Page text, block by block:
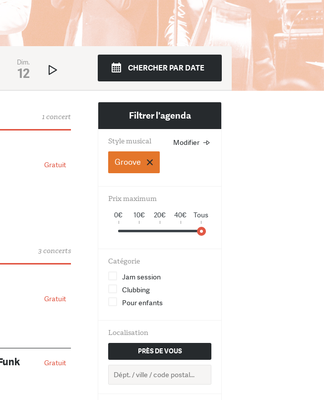
Dim.
12 13 15 16
Sam.
18
CHERCHER PAR DATE
1 concert
Gratuit
3 concerts
Gratuit
Gratuit
Filtrer l'agenda
Style musical Modifier
Groove
Prix maximum
0€ 10€ 20€ 40€ Tous
Catégorie
Jam session
Clubbing
Pour enfants
Localisation
PRÈS DE VOUS